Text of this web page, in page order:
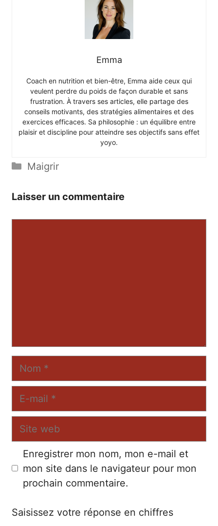
Emma
Coach en nutrition et bien-être, Emma aide ceux qui
veulent perdre du poids de façon durable et sans
frustration. À travers ses articles, elle partage des
conseils motivants, des stratégies alimentaires et des
exercices efficaces. Sa philosophie : un équilibre entre
plaisir et discipline pour atteindre ses objectifs sans effet
yoyo.
Catégories
Maigrir
Laisser un commentaire
Nom
E-
Site
Enregistrer mon nom, mon e-mail et
mon site dans le navigateur pour mon
prochain commentaire.
Saisissez votre réponse en chiffres